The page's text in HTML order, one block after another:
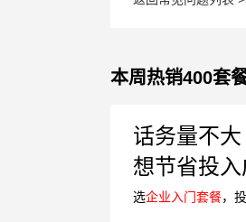
本周热销400套
话务量不大
想节省投
选企业入门套餐，